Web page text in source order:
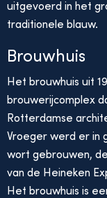
uitgevoerd in het
traditionele blauw.
Brouwhuis
Het brouwhuis uit
brouwerijcomplex
Rotterdamse
Vroeger werd er in
wort gebrouwen,
van de Heineken
Het brouwhuis is